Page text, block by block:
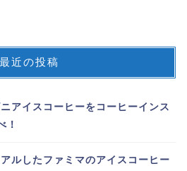
最近の投稿
アイスコーヒーをコーヒーインス
！
ルしたファミマのアイスコーヒー